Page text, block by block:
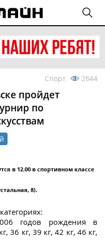
Спорт 2644
пройдет
по
в 12.00 в спортивном классе
8).
годов рождения в
36 кг, 39 кг, 42 кг, 46 кг,